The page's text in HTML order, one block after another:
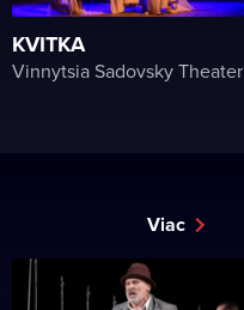
KVITKA
Vinnytsia Sadovsky Theater
Viac